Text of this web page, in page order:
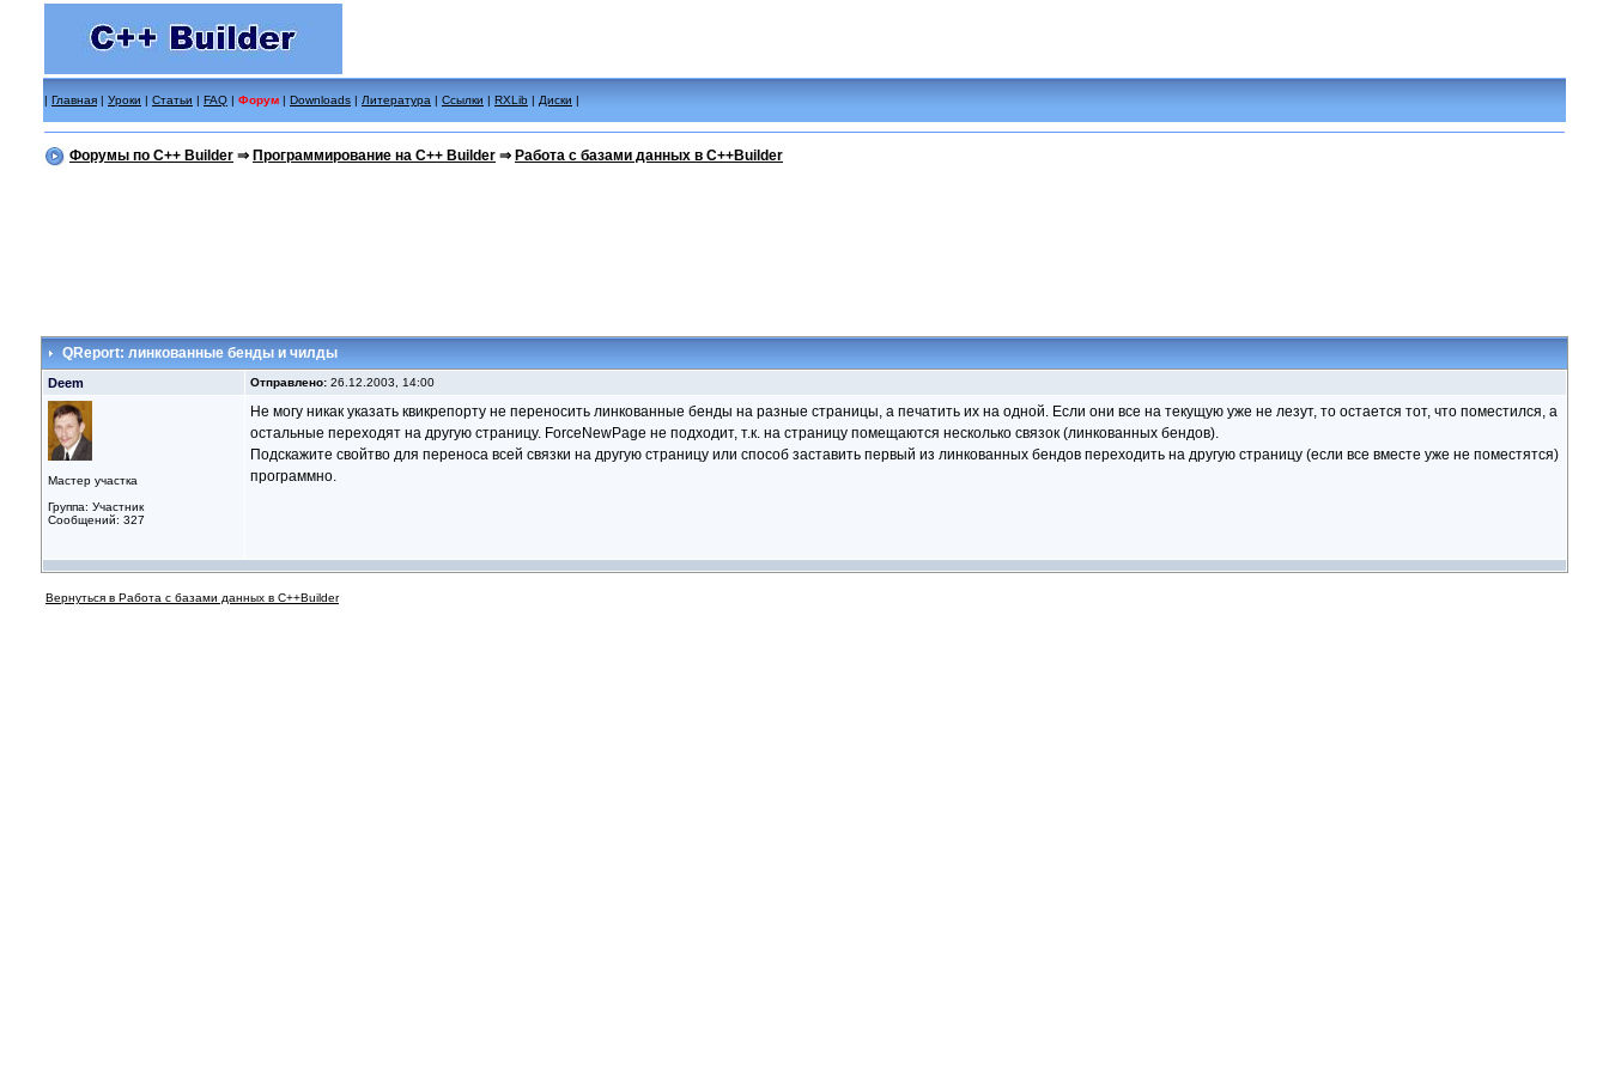
| Главная | Уроки | Статьи | FAQ | Форум | Downloads | Литература | Ссылки | RXLib | Диски |
Форумы по C++ Builder ⇒ Программирование на C++ Builder ⇒ Работа с базами данных в C++Builder
QReport: линкованные бенды и чилды
Deem Отправлено: 26.12.2003, 14:00
Мастер участка
Группа: Участник
Сообщений: 327
Не могу никак указать квикрепорту не переносить линкованные бенды на разные страницы, а печатить их на одной. Если они все на текущую уже не лезут, то остается тот, что поместился, а
остальные переходят на другую страницу. ForceNewPage не подходит, т.к. на страницу помещаются несколько связок (линкованных бендов).
Подскажите свойтво для переноса всей связки на другую страницу или способ заставить первый из линкованных бендов переходить на другую страницу (если все вместе уже не поместятся)
программно.
Вернуться в Работа с базами данных в C++Builder